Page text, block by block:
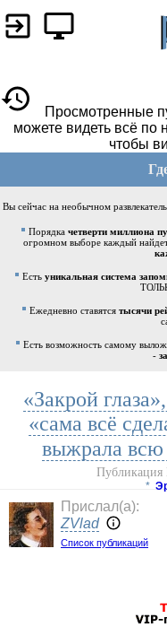
Просмотренные
можете видеть всё по
чтобы
Вы сейчас на необычном
Порядка четверти миллиона
огромном выборе каждый
Есть уникальная система
Ежедневно ставятся тысячи
Есть возможность самому
-
«Закрой
«сама всё
выжрала
Публикация
*
Прислал(a):
ZVlad
Список публикаций